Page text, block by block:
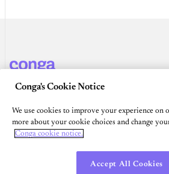
Plateforme
Communauté
Conga's Cookie Notice
We use cookies to improve your experience on
more about your cookie choices and change
Conga cookie notice.
Accept All Cookies